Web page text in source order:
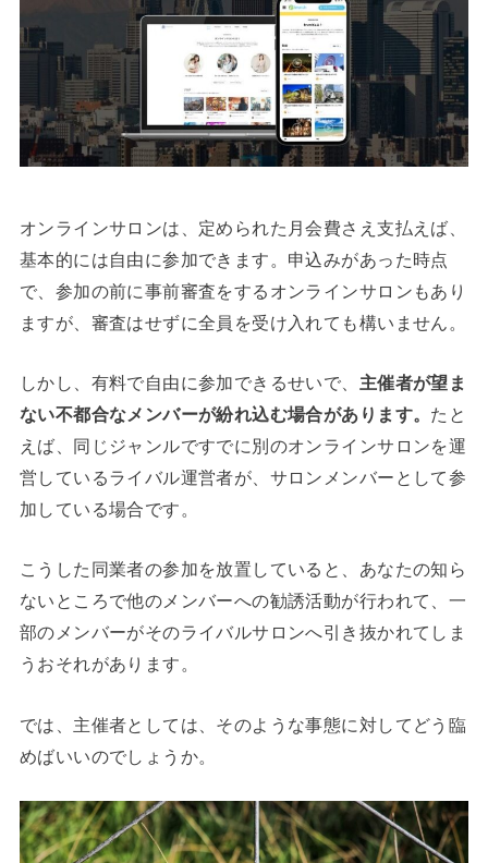
オンラインサロンは、定められた月会費さえ支払えば、
基本的には自由に参加できます。申込みがあった時点
で、参加の前に事前審査をするオンラインサロンもあり
ますが、審査はせずに全員を受け入れても構いません。
しかし、有料で自由に参加できるせいで、 主催者が望ま
ない不都合なメンバーが紛れ込む場合があります。 たと
えば、同じジャンルですでに別のオンラインサロンを運
営しているライバル運営者が、サロンメンバーとして参
加している場合です。
こうした同業者の参加を放置していると、あなたの知ら
ないところで他のメンバーへの勧誘活動が行われて、一
部のメンバーがそのライバルサロンへ引き抜かれてしま
うおそれがあります。
では、主催者としては、そのような事態に対してどう臨
めばいいのでしょうか。